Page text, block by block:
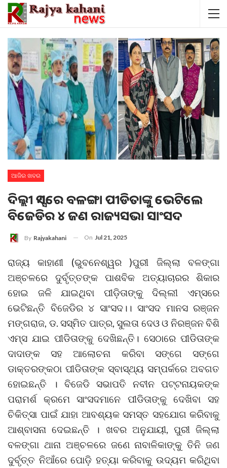
ଆଜିର ଖବର
ଦିଲ୍ଲୀ ଏମ୍ସରେ ବଳଙ୍ଗା ପୀଡିତାଙ୍କୁ ଭେଟିଲେ
ବିଜେଡିର ୪ ଜଣ ରାଜ୍ୟସଭା ସାଂସଦ
By Rajyakahani On Jul 21, 2025
ରାଜ୍ୟ କାହାଣୀ (ଭୁବନେଶ୍ୱର )ପୁରୀ ଜିଲ୍ଲା ବଳଙ୍ଗା
ଅଞ୍ଚଳରେ ଦୁର୍ବୃତ୍ତଙ୍କ ପାଶବିକ ଅତ୍ୟାଚାରର ଶିକାର
ହୋଇ ଜଳି ଯାଇଥିବା ପୀଡ଼ିତାଙ୍କୁ ଦିଲ୍ଲୀ ଏମ୍‌ସରେ
ଭେଟିଛନ୍ତି ବିଜେଡିର ୪ ସାଂସଦ।। ସାଂସଦ ମାନସ ରଞ୍ଜନ
ମଙ୍ଗରାଜ, ଡ. ସସ୍ମିତ ପାତ୍ର, ସୁଲତା ଦେଓ ଓ ନିରଞ୍ଜନ ବିଶି
ଏମ୍ସ ଯାଇ ପୀଡିତାଙ୍କୁ ଦେଖିଛନ୍ତି। ସେଠାରେ ପୀଡିତାଙ୍କ
ଦାଦାଙ୍କ ସହ ଆଲୋଚନା କରିବା ସଙ୍ଗେ ସଙ୍ଗେ
ଡାକ୍ତରଙ୍କଠା ପୀଡିତାଙ୍କ ସ୍ବାସ୍ଥ୍ୟ ସମ୍ପର୍କରେ ଅବଗତ
ହୋଇଛନ୍ତି । ବିଜେଡି ସଭାପତି ନବୀନ ପଟ୍ଟନାୟକଙ୍କ
ପରାମର୍ଶ କ୍ରମେ ସାଂସଦମାନେ ପୀଡିତାଙ୍କୁ ଦେଖିବା ସହ
ଚିକିତ୍ସା ପାଇଁ ଯାହା ଆବଶ୍ୟକ ସମସ୍ତ ସହଯୋଗ କରିବାକୁ
ଆଶ୍ବାସନା ଦେଇଛନ୍ତି । ଖବର ଅନୁଯାୟୀ, ପୁରୀ ଜିଲ୍ଲା
ବଳଙ୍ଗା ଥାନା ଅଞ୍ଚଳରେ ଜଣେ ନାବାଳିକାଙ୍କୁ ତିନି ଜଣ
ଦୁର୍ବୃତ୍ତ ନିଆଁରେ ପୋଡ଼ି ହତ୍ୟା କରିବାକୁ ଉଦ୍ୟମ କରିଥିବା